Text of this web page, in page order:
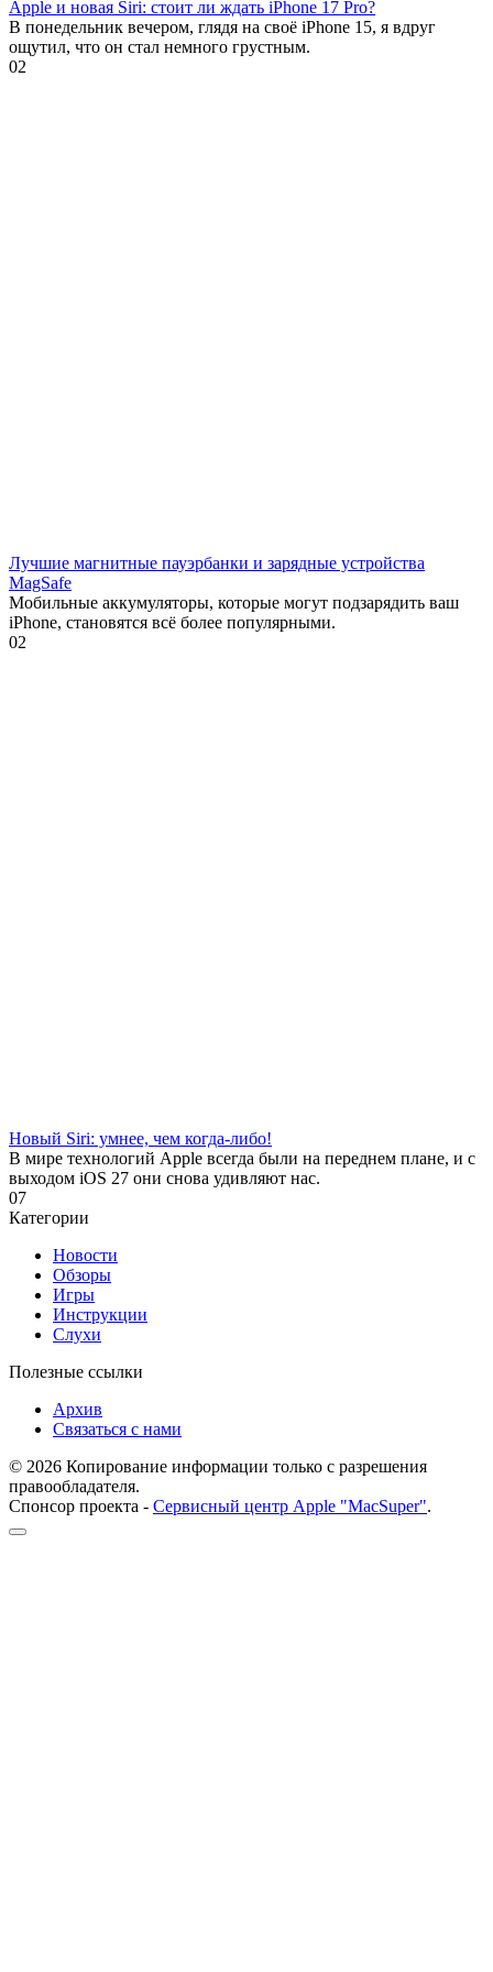
Apple и новая Siri: стоит ли ждать iPhone 17 Pro?
В понедельник вечером, глядя на своё iPhone 15, я вдруг
ощутил, что он стал немного грустным.
02
Лучшие магнитные пауэрбанки и зарядные устройства
MagSafe
Мобильные аккумуляторы, которые могут подзарядить ваш
iPhone, становятся всё более популярными.
02
Новый Siri: умнее, чем когда-либо!
В мире технологий Apple всегда были на переднем плане, и с
выходом iOS 27 они снова удивляют нас.
07
Категории
Новости
Обзоры
Игры
Инструкции
Слухи
Полезные ссылки
Архив
Связаться с нами
© 2026 Копирование информации только с разрешения
правообладателя.
Спонсор проекта - Сервисный центр Apple "MacSuper".